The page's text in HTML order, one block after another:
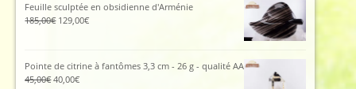
Feuille sculptée en obsidienne d'Arménie
185,00€ Le
185,00€.
129,00€Le
est :
129,00€.
Pointe de citrine à fantômes 3,3 cm - 26 g - qualité AA
45,00€Le
40,00€Le